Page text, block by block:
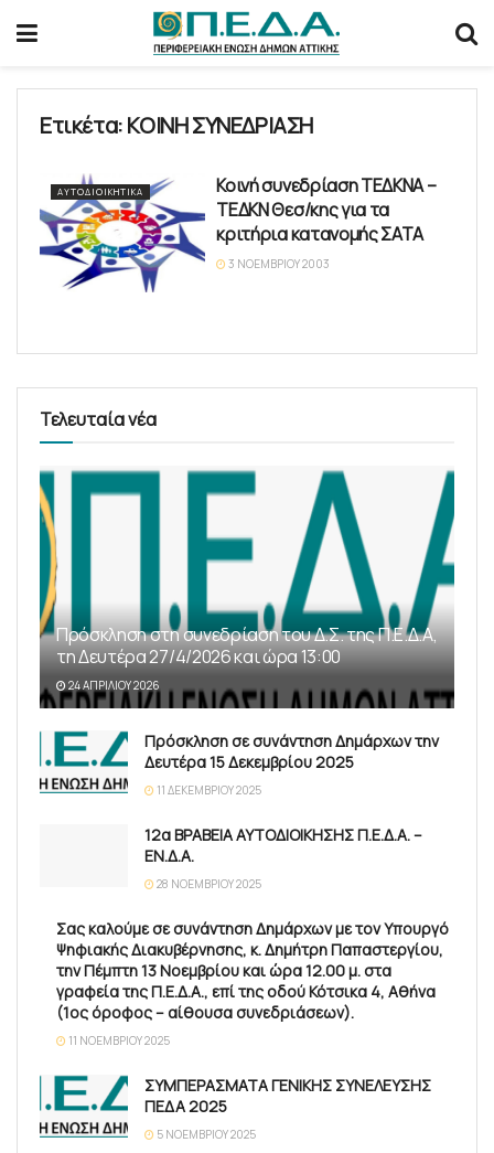
Ετικέτα:ΚΟΙΝΗ ΣΥΝΕΔΡΙΑΣΗ
ΑΥΤΟΔΙΟΙΚΗΤΙΚΆ
Κοινή συνεδρίαση ΤΕΔΚΝΑ –
ΤΕΔΚΝ Θεσ/κης για τα
κριτήρια κατανομής ΣΑΤΑ
3 ΝΟΕΜΒΡΊΟΥ 2003
Τελευταία νέα
Πρόσκληση στη συνεδρίαση του Δ.Σ. της Π.Ε.Δ.Α,
τη Δευτέρα 27/4/2026 και ώρα 13:00
24 ΑΠΡΙΛΊΟΥ 2026
Πρόσκληση σε συνάντηση Δημάρχων την
Δευτέρα 15 Δεκεμβρίου 2025
11 ΔΕΚΕΜΒΡΊΟΥ 2025
12α ΒΡΑΒΕΙΑ ΑΥΤΟΔΙΟΙΚΗΣΗΣ Π.Ε.Δ.Α. –
ΕΝ.Δ.Α.
28 ΝΟΕΜΒΡΊΟΥ 2025
Σας καλούμε σε συνάντηση Δημάρχων με τον Υπουργό
Ψηφιακής Διακυβέρνησης, κ. Δημήτρη Παπαστεργίου,
την Πέμπτη 13 Νοεμβρίου και ώρα 12.00 μ. στα
γραφεία της Π.Ε.Δ.Α., επί της οδού Κότσικα 4, Αθήνα
(1ος όροφος – αίθουσα συνεδριάσεων).
11 ΝΟΕΜΒΡΊΟΥ 2025
ΣΥΜΠΕΡΑΣΜΑΤΑ ΓΕΝΙΚΗΣ ΣΥΝΕΛΕΥΣΗΣ
ΠΕΔΑ 2025
5 ΝΟΕΜΒΡΊΟΥ 2025